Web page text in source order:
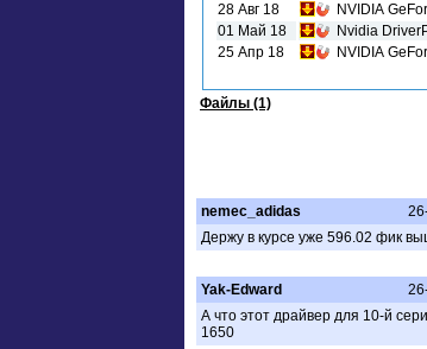
28 Авг 18
NVIDIA
01 Май 18
Nvidia
25 Апр 18
NVIDIA
Файлы (1)
nemec_adidas
Держу в курсе уже 596.02 фик
Yak-Edward
А что этот драйвер для 10-й
1650